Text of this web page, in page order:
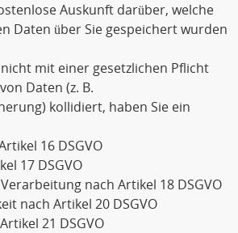
Auskunft darüber, welche
Daten über Sie gespeichert wurden
mit einer gesetzlichen Pflicht
Daten (z. B.
kollidiert, haben Sie ein
16 DSGVO
17 DSGVO
nach Artikel 18 DSGVO
nach Artikel 20 DSGVO
21 DSGVO